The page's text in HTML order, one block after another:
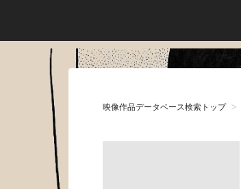
映像作品データベース検索トップ